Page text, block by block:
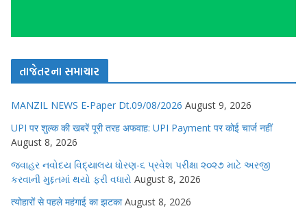
તાજેતરના સમાચાર
MANZIL NEWS E-Paper Dt.09/08/2026 August 9, 2026
UPI पर शुल्क की खबरें पूरी तरह अफवाह: UPI Payment पर कोई चार्ज नहीं
August 8, 2026
જવાહર નવોદય વિદ્યાલય ધોરણ-૬ પ્રવેશ પરીક્ષા ૨૦૨૭ માટે અરજી
કરવાની મુદ્દતમાં થયો ફરી વધારો August 8, 2026
त्योहारों से पहले महंगाई का झटका August 8, 2026